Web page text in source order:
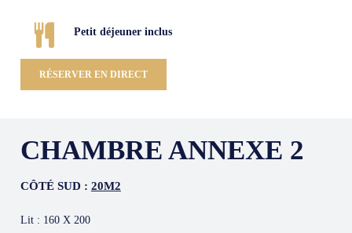
Petit déjeuner inclus
RÉSERVER EN DIRECT
CHAMBRE ANNEXE 2
CÔTÉ SUD : 20M2
Lit : 160 X 200